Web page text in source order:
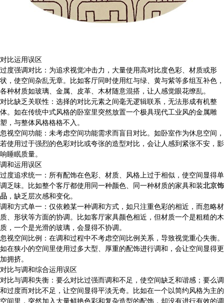
对比运用误区
过度强调对比：为追求视觉冲击力，大量使用高对比度色彩、材质或形
状，使空间杂乱无章。比如客厅同时使用红与绿、黄与紫等多组互补色，
各种材质如玻璃、金属、皮革、木材随意混搭，让人感觉眼花缭乱。
对比缺乏关联性：选择的对比元素之间毫无逻辑联系，无法形成有机整
体。如在传统中式风格的卧室里突然放置一个极具现代工业风的金属雕
塑，与整体风格格格不入。
忽视空间功能：未考虑空间功能需求而盲目对比。如卧室作为休息空间，
若使用过于强烈的色彩对比或夸张的造型对比，会让人感到紧张不安，影
响睡眠质量。
调和运用误区
过度追求统一：所有配饰在色彩、材质、风格上过于相似，使空间显得单
调乏味。比如整个客厅都使用同一种颜色、同一种材质的家具和装北京饰
品 ，缺乏层次感和变化。
调和方式单一：仅依赖某一种调和方式，如只注重色彩的相近，而忽略材
质、形状等方面的协调。比如客厅家具颜色相近，但材质一个是粗糙的木
质，一个是光滑的玻璃，会显得不协调。
忽视空间比例：在调和过程中不考虑空间比例关系，导致视觉重心失衡。
如在狭小的空间里使用过多大型、厚重的配饰进行调和，会让空间显得更
加拥挤。
对比与调和综合运用误区
对比与调和失衡：要么对比过强而调和不足，使空间缺乏和谐感；要么调
和过度而对比不足，让空间显得平淡无奇。比如在一个以简约风格为主的
空间里，突然加入大量鲜艳色彩和复杂造型的配饰，却没有进行有效的调